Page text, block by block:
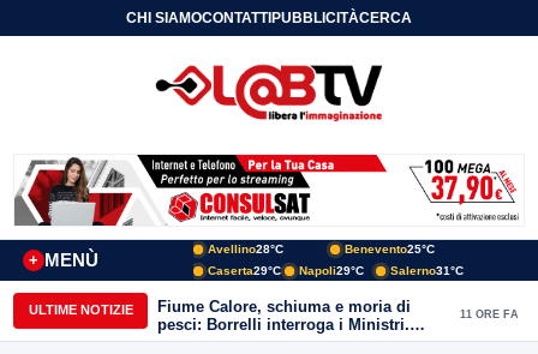
CHI SIAMOCONTATTIPUBBLICITÀCERCA
MENÙ
+
Avellino28°C Benevento25°C
Caserta29°C Napoli29°C Salerno31°C
ULTIME NOTIZIE
Fiume Calore, schiuma e moria di
pesci: Borrelli interroga i Ministri.
“Benevento paga l’assenza del
11 ORE FA